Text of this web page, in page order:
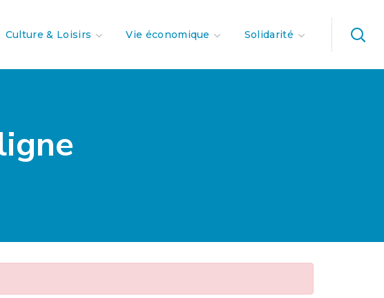
Culture & Loisirs Vie économique Solidarité